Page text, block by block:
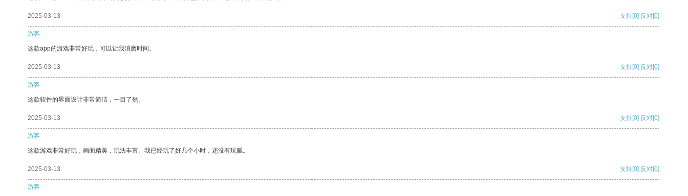
2025-03-13 支持[0] 反对[0]
游客
这款app的游戏非常好玩，可以让我消磨时间。
2025-03-13 支持[0] 反对[0]
游客
这款软件的界面设计非常简洁，一目了然。
2025-03-13 支持[0] 反对[0]
游客
这款游戏非常好玩，画面精美，玩法丰富。我已经玩了好几个小时，还没有玩腻。
2025-03-13 支持[0] 反对[0]
游客